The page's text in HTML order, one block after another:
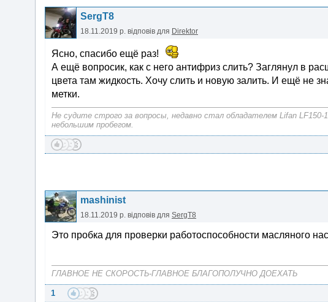
SergT8
18.11.2019 р. відповів для Direktor
Ясно, спасибо ещё раз!
А ещё вопросик, как с него антифриз слить? Заглянул в
цвета там жидкость. Хочу слить и новую залить. И ещё не
метки.
Не судите строго за вопросы, недавно стал обладателем Lifan LF150-
небольшим пробегом.
mashinist
18.11.2019 р. відповів для SergT8
Это пробка для проверки работоспособности масляного
ГЛАВНОЕ НЕ СКОРОСТЬ-ГЛАВНОЕ БЛАГОПОЛУЧНО ДОЕХАТЬ
1